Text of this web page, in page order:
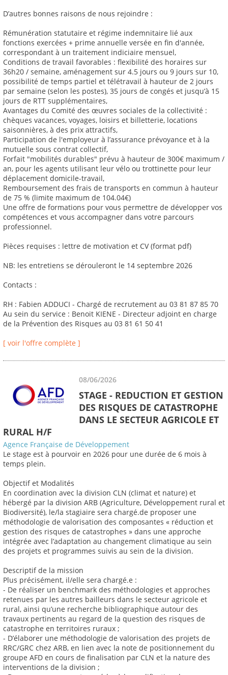
D’autres bonnes raisons de nous rejoindre :
Rémunération statutaire et régime indemnitaire lié aux
fonctions exercées + prime annuelle versée en fin d'année,
correspondant à un traitement indiciaire mensuel,
Conditions de travail favorables : flexibilité des horaires sur
36h20 / semaine, aménagement sur 4.5 jours ou 9 jours sur 10,
possibilité de temps partiel et télétravail à hauteur de 2 jours
par semaine (selon les postes), 35 jours de congés et jusqu’à 15
jours de RTT supplémentaires,
Avantages du Comité des œuvres sociales de la collectivité :
chèques vacances, voyages, loisirs et billetterie, locations
saisonnières, à des prix attractifs,
Participation de l'employeur à l’assurance prévoyance et à la
mutuelle sous contrat collectif,
Forfait "mobilités durables" prévu à hauteur de 300€ maximum /
an, pour les agents utilisant leur vélo ou trottinette pour leur
déplacement domicile-travail,
Remboursement des frais de transports en commun à hauteur
de 75 % (limite maximum de 104.04€)
Une offre de formations pour vous permettre de développer vos
compétences et vous accompagner dans votre parcours
professionnel.
Pièces requises : lettre de motivation et CV (format pdf)
NB: les entretiens se dérouleront le 14 septembre 2026
Contacts :
RH : Fabien ADDUCI - Chargé de recrutement au 03 81 87 85 70
Au sein du service : Benoit KIENE - Directeur adjoint en charge
de la Prévention des Risques au 03 81 61 50 41
[ voir l'offre complète ]
08/06/2026
STAGE - REDUCTION ET GESTION
DES RISQUES DE CATASTROPHE
DANS LE SECTEUR AGRICOLE ET
RURAL H/F
Agence Française de Développement
Le stage est à pourvoir en 2026 pour une durée de 6 mois à
temps plein.
Objectif et Modalités
En coordination avec la division CLN (climat et nature) et
hébergé par la division ARB (Agriculture, Développement rural et
Biodiversité), le/la stagiaire sera chargé.de proposer une
méthodologie de valorisation des composantes « réduction et
gestion des risques de catastrophes » dans une approche
intégrée avec l’adaptation au changement climatique au sein
des projets et programmes suivis au sein de la division.
Descriptif de la mission
Plus précisément, il/elle sera chargé.e :
- De réaliser un benchmark des méthodologies et approches
retenues par les autres bailleurs dans le secteur agricole et
rural, ainsi qu’une recherche bibliographique autour des
travaux pertinents au regard de la question des risques de
catastrophe en territoires ruraux ;
- D’élaborer une méthodologie de valorisation des projets de
RRC/GRC chez ARB, en lien avec la note de positionnement du
groupe AFD en cours de finalisation par CLN et la nature des
interventions de la division ;